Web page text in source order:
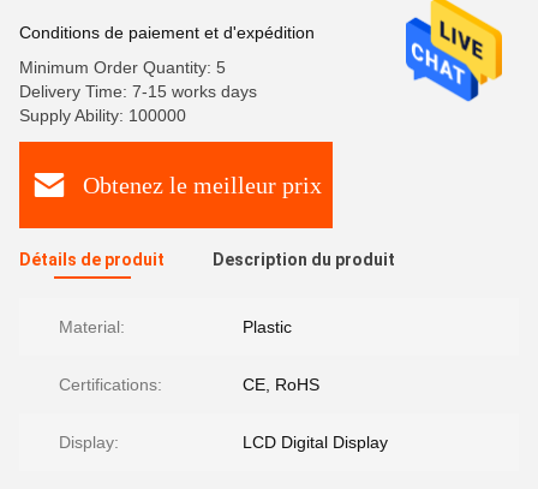
Conditions de paiement et d'expédition
Minimum Order Quantity: 5
Delivery Time: 7-15 works days
Supply Ability: 100000
Obtenez le meilleur prix
Détails de produit Description du produit
Material: Plastic
Certifications: CE, RoHS
Display: LCD Digital Display